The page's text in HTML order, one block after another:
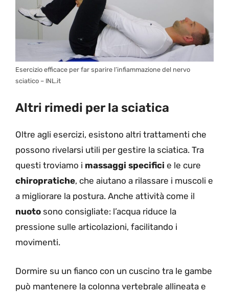
Esercizio efficace per far sparire l’infiammazione del nervo
sciatico – INL.it
Altri rimedi per la sciatica
Oltre agli esercizi, esistono altri trattamenti che
possono rivelarsi utili per gestire la sciatica. Tra
questi troviamo i massaggi specifici e le cure
chiropratiche, che aiutano a rilassare i muscoli e
a migliorare la postura. Anche attività come il
nuoto sono consigliate: l’acqua riduce la
pressione sulle articolazioni, facilitando i
movimenti.
Dormire su un fianco con un cuscino tra le gambe
può mantenere la colonna vertebrale allineata e